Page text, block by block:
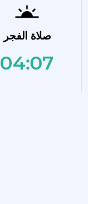
صلاة الفجر
04:07